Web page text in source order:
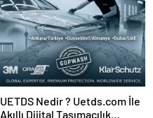
UETDS Nedir ? Uetds.com İle
Akıllı Dijital Taşımacılık